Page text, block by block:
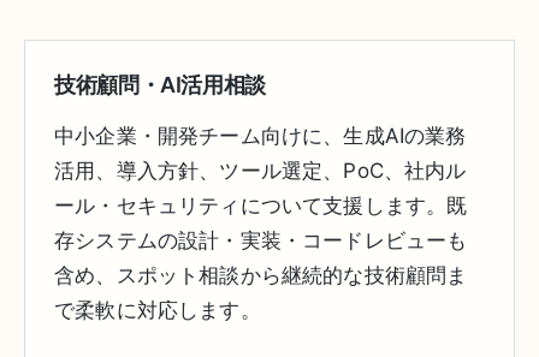
技術顧問・AI活用相談
中小企業・開発チーム向けに、生成AIの業務
活用、導入方針、ツール選定、PoC、社内ル
ール・セキュリティについて支援します。既
存システムの設計・実装・コードレビューも
含め、スポット相談から継続的な技術顧問ま
で柔軟に対応します。